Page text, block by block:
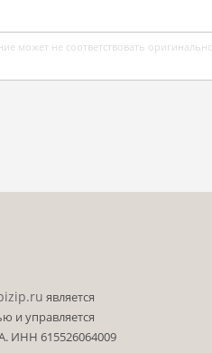
может не соответствовать
является
и управляется
ИНН 615526064009